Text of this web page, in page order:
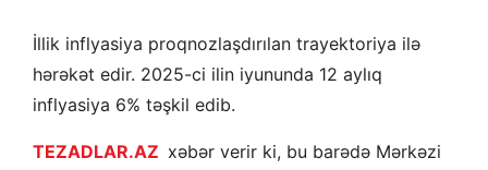
İllik inflyasiya proqnozlaşdırılan trayektoriya ilə
hərəkət edir. 2025-ci ilin iyununda 12 aylıq
inflyasiya 6% təşkil edib.
TEZADLAR.AZ xəbər verir ki, bu barədə Mərkəzi